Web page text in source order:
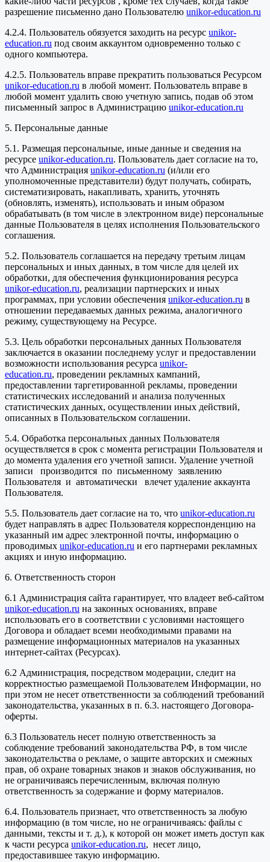
разрешение письменно дано Пользователю unikor-education.ru
4.2.4. Пользователь обязуется заходить на ресурс unikor-
education.ru под своим аккаунтом одновременно только с
одного компьютера.
4.2.5. Пользователь вправе прекратить пользоваться Ресурсом
unikor-education.ru в любой момент. Пользователь вправе в
любой момент удалить свою учетную запись, подав об этом
письменный запрос в Администрацию unikor-education.ru
5. Персональные данные
5.1. Размещая персональные, иные данные и сведения на
ресурсе unikor-education.ru. Пользователь дает согласие на то,
что Администрация unikor-education.ru (и/или его
уполномоченные представители) будут получать, собирать,
систематизировать, накапливать, хранить, уточнять
(обновлять, изменять), использовать и иным образом
обрабатывать (в том числе в электронном виде) персональные
данные Пользователя в целях исполнения Пользовательского
соглашения.
5.2. Пользователь соглашается на передачу третьим лицам
персональных и иных данных, в том числе для целей их
обработки, для обеспечения функционирования ресурса
unikor-education.ru, реализации партнерских и иных
программах, при условии обеспечения unikor-education.ru в
отношении передаваемых данных режима, аналогичного
режиму, существующему на Ресурсе.
5.3. Цель обработки персональных данных Пользователя
заключается в оказании последнему услуг и предоставлении
возможности использования ресурса unikor-
education.ru, проведении рекламных кампаний,
предоставлении таргетированной рекламы, проведении
статистических исследований и анализа полученных
статистических данных, осуществлении иных действий,
описанных в Пользовательском соглашении.
5.4. Обработка персональных данных Пользователя
осуществляется в срок с момента регистрации Пользователя и
до момента удаления его учетной записи. Удаление учетной
записи производится по письменному заявлению
Пользователя и автоматически влечет удаление аккаунта
Пользователя.
5.5. Пользователь дает согласие на то, что unikor-education.ru
будет направлять в адрес Пользователя корреспонденцию на
указанный им адрес электронной почты, информацию о
проводимых unikor-education.ru и его партнерами рекламных
акциях и иную информацию.
6. Ответственность сторон
6.1 Администрация сайта гарантирует, что владеет веб-сайтом
unikor-education.ru на законных основаниях, вправе
использовать его в соответствии с условиями настоящего
Договора и обладает всеми необходимыми правами на
размещение информационных материалов на указанных
интернет-сайтах (Ресурсах).
6.2 Администрация, посредством модерации, следит на
корректностью размещаемой Пользователем Информации, но
при этом не несет ответственности за соблюдений требований
законодательства, указанных в п. 6.3. настоящего Договора-
оферты.
6.3 Пользователь несет полную ответственность за
соблюдение требований законодательства РФ, в том числе
законодательства о рекламе, о защите авторских и смежных
прав, об охране товарных знаков и знаков обслуживания, но
не ограничиваясь перечисленным, включая полную
ответственность за содержание и форму материалов.
6.4. Пользователь признает, что ответственность за любую
информацию (в том числе, но не ограничиваясь: файлы с
данными, тексты и т. д.), к которой он может иметь доступ как
к части ресурса unikor-education.ru, несет лицо,
предоставившее такую информацию.